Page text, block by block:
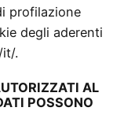
profilazione
degli aderenti
it/.
AL
POSSONO